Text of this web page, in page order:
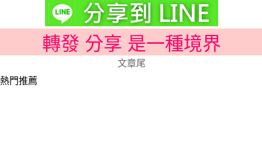
轉發 分享 是一種境界
文章尾
熱門推薦